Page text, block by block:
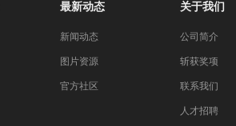
最新动态
新闻动态
图片资源
官方社区
关于我们
公司简介
斩获奖项
联系我们
人才招聘